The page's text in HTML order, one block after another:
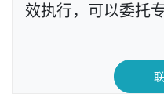
效执行，可以委托